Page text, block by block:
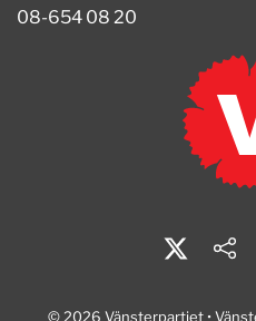
08-654 08 20
© 2026 Vänsterpartiet •